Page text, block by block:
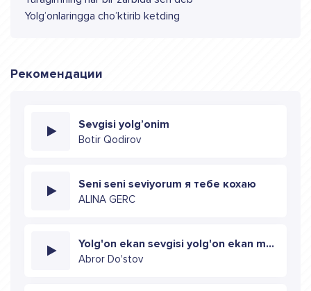
Yolg’onlaringga cho’ktirib ketding
Рекомендации
Sevgisi yolg’onim
Botir Qodirov
Seni seni seviyorum я тебе кохаю
ALINA GERC
Yolg'on ekan sevgisi yolg'on ekan muhabbat
Abror Do'stov